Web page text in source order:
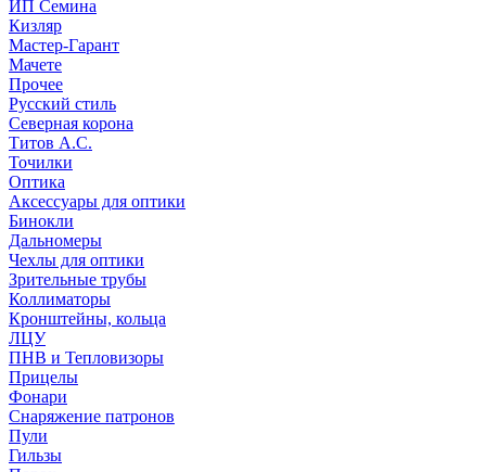
ИП Семина
Кизляр
Мастер-Гарант
Мачете
Прочее
Русский стиль
Северная корона
Титов А.С.
Точилки
Оптика
Аксессуары для оптики
Бинокли
Дальномеры
Чехлы для оптики
Зрительные трубы
Коллиматоры
Кронштейны, кольца
ЛЦУ
ПНВ и Тепловизоры
Прицелы
Фонари
Снаряжение патронов
Пули
Гильзы